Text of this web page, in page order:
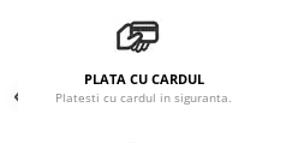
PLATA CU CARDUL
Platesti cu cardul in siguranta.